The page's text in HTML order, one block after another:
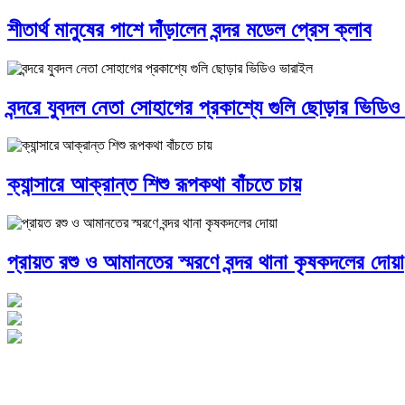
শীতার্থ মানুষের পাশে দাঁড়ালেন বন্দর মডেল প্রেস ক্লাব
বন্দরে যুবদল নেতা সোহাগের প্রকাশ্যে গুলি ছোড়ার
ক্যান্সারে আক্রান্ত শিশু রূপকথা বাঁচতে চায়
প্রায়ত রশু ও আমানতের স্মরণে বন্দর থানা কৃষকদলের দোয়া